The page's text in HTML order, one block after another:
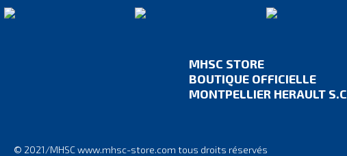
MHSC STORE
BOUTIQUE OFFICIELLE
MONTPELLIER HERAULT S.C
© 2021/MHSC www.mhsc-store.com tous droits réservés